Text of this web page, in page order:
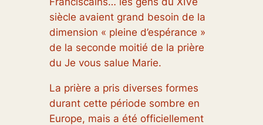
siècle avaient grand besoin de la
dimension « pleine d’espérance »
de la seconde moitié de la prière
du Je vous salue Marie.
La prière a pris diverses formes
durant cette période sombre en
Europe, mais a été officiellement